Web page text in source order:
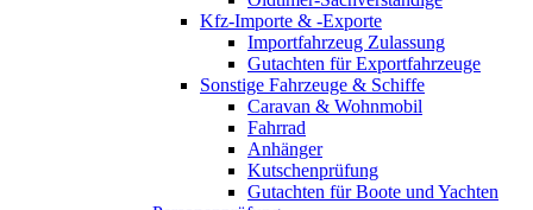
Kfz-Importe & -Exporte
Importfahrzeug Zulassung
Gutachten für Exportfahrzeuge
Sonstige Fahrzeuge & Schiffe
Caravan & Wohnmobil
Fahrrad
Anhänger
Kutschenprüfung
Gutachten für Boote und Yachten